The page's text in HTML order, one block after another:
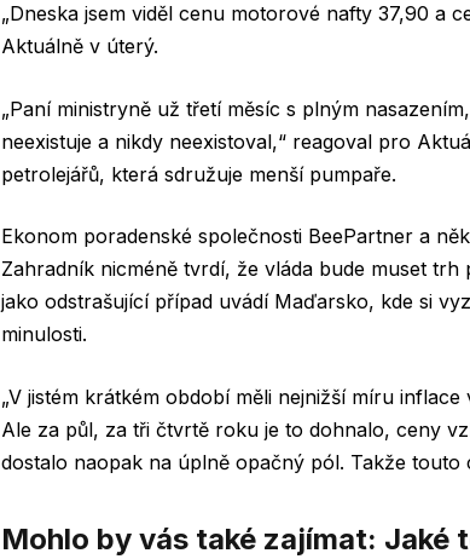
„Dneska jsem viděl cenu motorové nafty 37,90 a
Aktuálně v úterý.
„Paní ministryně už třetí měsíc s plným
neexistuje a nikdy neexistoval,“ reagoval pro
petrolejářů, která sdružuje menší pumpaře.
Ekonom poradenské společnosti BeePartner a
Zahradník nicméně tvrdí, že vláda bude muset
jako odstrašující případ uvádí Maďarsko, kde si
minulosti.
„V jistém krátkém období měli nejnižší míru
Ale za půl, za tři čtvrtě roku je to dohnalo, ceny
dostalo naopak na úplně opačný pól. Takže touto
Mohlo by vás také zajímat: Jaké